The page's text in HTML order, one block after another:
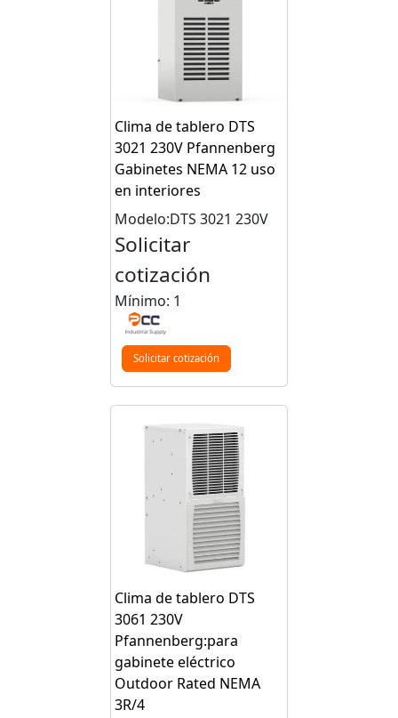
Clima de tablero DTS
3021 230V Pfannenberg
Gabinetes NEMA 12 uso
en interiores
Modelo:DTS 3021 230V
Solicitar
cotización
Mínimo: 1
Solicitar cotización
Clima de tablero DTS
3061 230V
Pfannenberg:para
gabinete eléctrico
Outdoor Rated NEMA
3R/4